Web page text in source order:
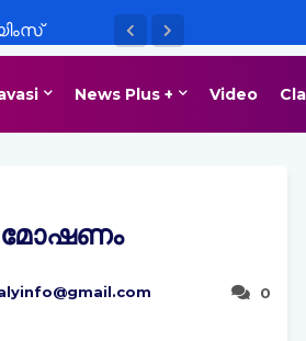
News Plus + Video
മോഷണം
0